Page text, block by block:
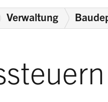
Verwaltung